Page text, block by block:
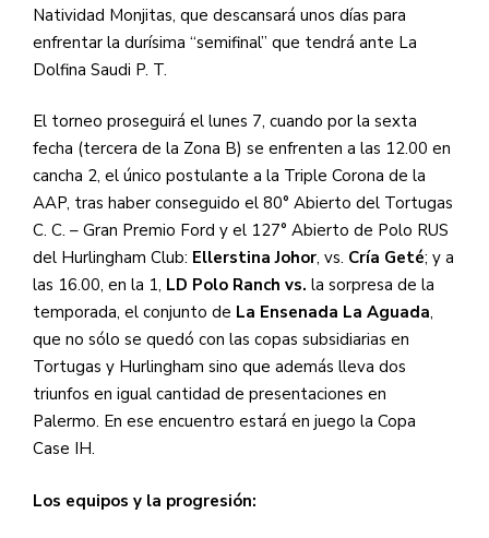
Natividad Monjitas, que descansará unos días para
enfrentar la durísima “semifinal” que tendrá ante La
Dolfina Saudi P. T.
El torneo proseguirá el lunes 7, cuando por la sexta
fecha (tercera de la Zona B) se enfrenten a las 12.00 en
cancha 2, el único postulante a la Triple Corona de la
AAP, tras haber conseguido el 80° Abierto del Tortugas
C. C. – Gran Premio Ford y el 127° Abierto de Polo RUS
del Hurlingham Club: Ellerstina Johor, vs. Cría Geté; y a
las 16.00, en la 1, LD Polo Ranch vs. la sorpresa de la
temporada, el conjunto de La Ensenada La Aguada,
que no sólo se quedó con las copas subsidiarias en
Tortugas y Hurlingham sino que además lleva dos
triunfos en igual cantidad de presentaciones en
Palermo. En ese encuentro estará en juego la Copa
Case IH.
Los equipos y la progresión: